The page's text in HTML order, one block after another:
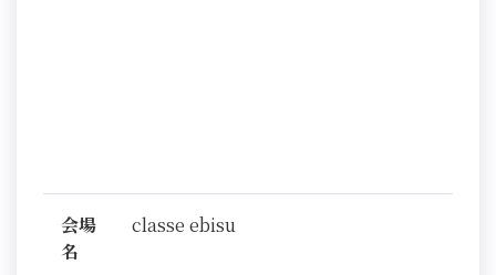
会場
名
classe ebisu